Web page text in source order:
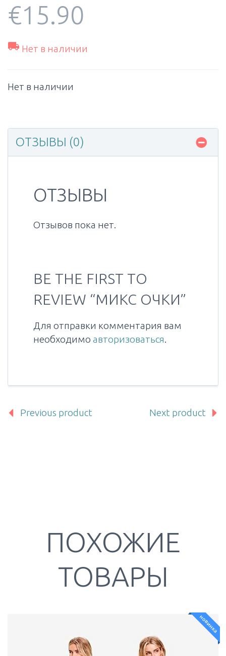
€15.90
 Нет в наличии
Нет в наличии
ОТЗЫВЫ (0)
ОТЗЫВЫ
Отзывов пока нет.
BE THE FIRST TO
REVIEW “МИКС ОЧКИ”
Для отправки комментария вам
необходимо авторизоваться.
Previous product Next product
ПОХОЖИЕ
ТОВАРЫ
новинка